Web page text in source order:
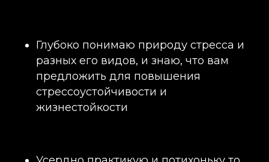
Глубоко понимаю природу стресса и
разных его видов, и знаю, что вам
предложить для повышения
стрессоустойчивости и
жизнестойкости